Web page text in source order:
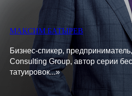
МАКСИМ БАТЫРЕВ
Бизнес-спикер,
Consulting Group, автор серии
татуировок...»